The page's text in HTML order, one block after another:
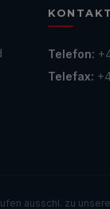
KONTAKT
Telefon:
Telefax:
ausschl. zu